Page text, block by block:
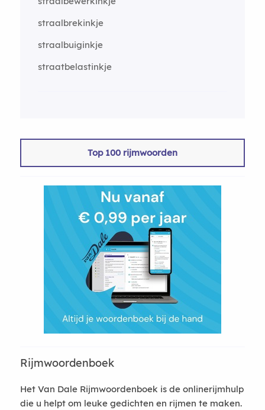
straalbrekinkje
straalbuiginkje
straatbelastinkje
Top 100 rijmwoorden
Rijmwoordenboek
Het Van Dale Rijmwoordenboek is de onlinerijmhulp
die u helpt om leuke gedichten en rijmen te maken.